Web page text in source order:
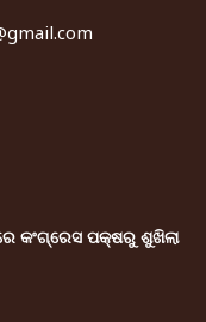
କଂଗ୍ରେସ ପକ୍ଷରୁ ଶୁଖିଲା